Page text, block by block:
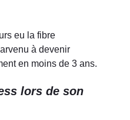
eu la fibre
à devenir
en moins de 3 ans.
lors de son